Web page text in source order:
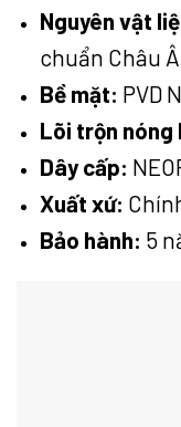
Nguyên vật
chuẩn Châu
Bề mặt: PVD
Lõi trộn nóng
Dây cấp:
Xuất xứ:
Bảo hành: 5